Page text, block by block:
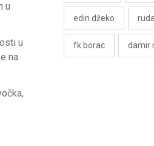
u
u
na
edin džeko
fk borac damir